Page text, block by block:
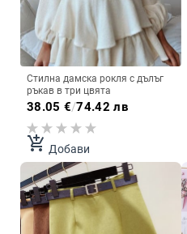
Стилна дамска рокля с дълъг
ръкав в три цвята
38.05 €/74.42 лв
add_shopping_cart Добави